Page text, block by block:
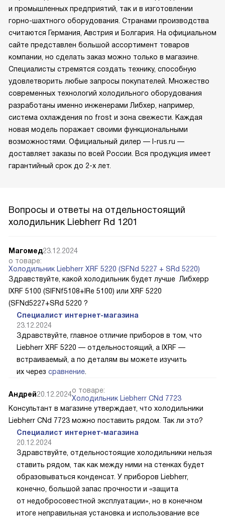
и промышленных предприятий, так и в изготовлении
горно-шахтного оборудования. Странами производства
считаются Германия, Австрия и Болгария. На официальном
сайте представлен большой ассортимент товаров
компании, но сделать заказ можно только в магазине.
Специалисты стремятся создать технику, способную
удовлетворить любые запросы покупателей. Множество
современных технологий холодильного оборудования
разработаны именно инженерами Либхер, например,
система охлаждения no frost и зона свежести. Каждая
новая модель поражает своими функциональными
возможностями. Официальный дилер — l-rus.ru —
доставляет заказы по всей России. Вся продукция имеет
гарантийный срок до 2-х лет.
Вопросы и ответы на отдельностоящий
холодильник Liebherr Rd 1201
Магомед23.12.2024
о товаре:
Холодильник Liebherr XRF 5220 (SFNd 5227 + SRd 5220)
Здравствуйте, какой холодильник будет лучше Либхерр
IXRF 5100 (SIFNf5108+IRe 5100) или XRF 5220
(SFNd5227+SRd 5220 ?
Специалист интернет-магазина
23.12.2024
Здравствуйте, главное отличие приборов в том, что
Liebherr XRF 5220 — отдельностоящий, а IXRF —
встраиваемый, а по деталям вы можете изучить
их через сравнение.
Андрей20.12.2024о товаре:
Холодильник Liebherr CNd 7723
Консультант в магазине утверждает, что холодильники
Liebherr CNd 7723 можно поставить рядом. Так ли это?
Специалист интернет-магазина
20.12.2024
Здравствуйте, отдельностоящие холодильники нельзя
ставить рядом, так как между ними на стенках будет
образовываться конденсат. У приборов Liebherr,
конечно, большой запас прочности и «защита
от недобросовестной эксплуатации», но в конечном
итоге неправильная установка и использование все